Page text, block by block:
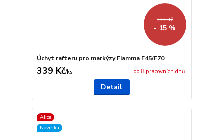
399 Kč
- 15 %
Úchyt rafteru pro markýzy Fiamma F45/F70
339 Kč/ks do 8 pracovních dnů
Detail
Akce
Novinka